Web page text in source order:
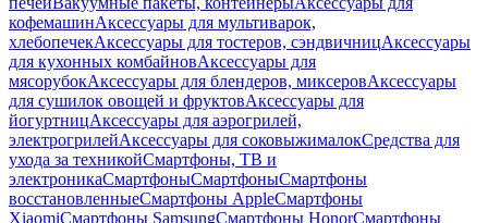
кофемашинАксессуары для мультиварок,
хлебопечекАксессуары для тостеров, сэндвичницАксессуары
для кухонных комбайновАксессуары для
мясорубокАксессуары для блендеров, миксеровАксессуары
для сушилок овощей и фруктовАксессуары для
йогуртницАксессуары для аэрогрилей,
электрогрилейАксессуары для соковыжималокСредства для
ухода за техникойСмартфоны, ТВ и
электроникаСмартфоныСмартфоныСмартфоны
восстановленныеСмартфоны AppleСмартфоны
XiaomiСмартфоны SamsungСмартфоны HonorСмартфоны